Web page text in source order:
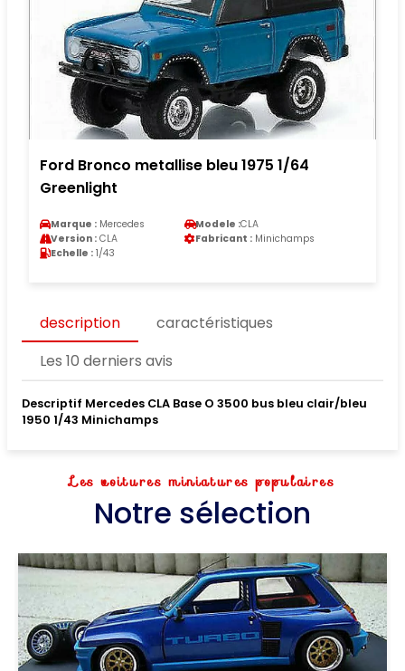
Ford Bronco metallise bleu 1975 1/64
Greenlight
Marque : Mercedes Modele :CLA
Version : CLA Fabricant : Minichamps
Echelle : 1/43
description
caractéristiques
Les 10 derniers avis
Descriptif Mercedes CLA Base O 3500 bus bleu clair/bleu
1950 1/43 Minichamps
Les voitures miniatures populaires
Notre sélection